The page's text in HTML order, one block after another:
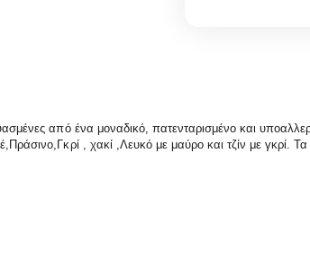
από ένα μοναδικό, πατενταρισμένο και
, χακί ,Λευκό με μαύρο και τζίν με γκρί. Τα